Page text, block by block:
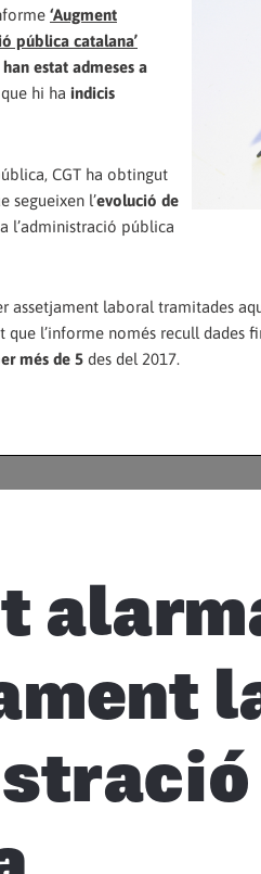
‘Augment
pública catalana’
estat admeses a
hi ha indicis
CGT ha obtingut
segueixen l’evolució de
l’administració pública
assetjament laboral tramitades
que l’informe només recull dades
més de 5 des del 2017.